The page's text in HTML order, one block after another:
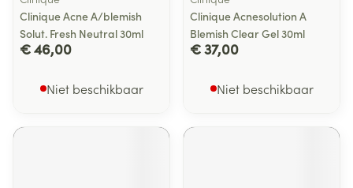
Clinique Acne A/blemish
Solut. Fresh Neutral 30ml
€ 46,00
Niet beschikbaar
Clinique Acnesolution A
Blemish Clear Gel 30ml
€ 37,00
Niet beschikbaar